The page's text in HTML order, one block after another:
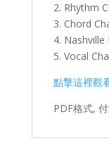
2. Rhythm
3. Chord
4. Nashville
5. Vocal
點撃這裡觀
PDF格式,